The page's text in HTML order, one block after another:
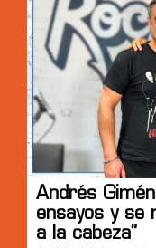
Andrés
ensayos y se
a la cabeza”